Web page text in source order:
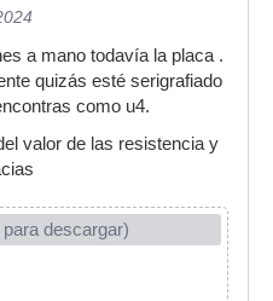
a mano todavía la placa .
quizás esté serigrafiado
como u4.
valor de las resistencia y
para descargar)